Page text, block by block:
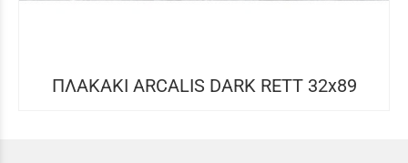
ΠΛΑΚΑΚΙ ARCALIS DARK RETT 32x89